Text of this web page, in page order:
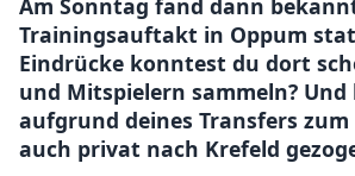
Trainingsauftakt in Oppum
Eindrücke konntest du dort
und Mitspielern sammeln? Und
aufgrund deines Transfers zum
auch privat nach Krefeld